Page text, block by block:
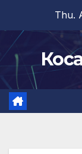
content
Thu.